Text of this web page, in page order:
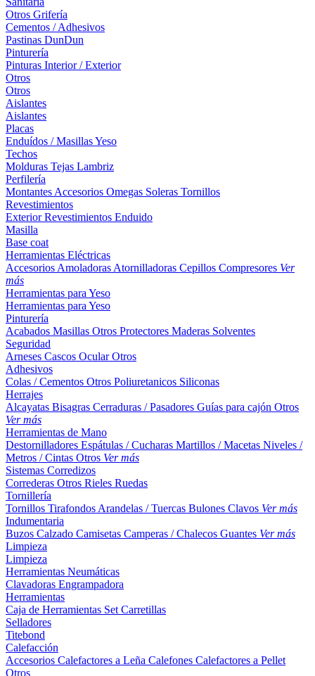
Otros Grifería
Cementos / Adhesivos
Pastinas DunDun
Pinturería
Pinturas Interior / Exterior
Otros
Otros
Aislantes
Aislantes
Placas
Enduídos / MasillasYeso
Techos
Molduras Tejas Lambriz
Perfilería
Montantes Accesorios Omegas Soleras Tornillos
Revestimientos
ExteriorRevestimientos Enduido
Masilla
Base coat
Herramientas Eléctricas
Accesorios Amoladoras Atornilladoras Cepillos Compresores Ver
más
Herramientas para Yeso
Herramientas para Yeso
Pinturería
Acabados Masillas Otros Protectores Maderas Solventes
Seguridad
Arneses Cascos OcularOtros
Adhesivos
Colas / Cementos Otros Poliuretanicos Siliconas
Herrajes
Alcayatas Bisagras Cerraduras / Pasadores Guías para cajón Otros
Ver más
Herramientas de Mano
Destornilladores Espátulas / Cucharas Martillos / Macetas Niveles /
Metros / Cintas Otros Ver más
Sistemas Corredizos
Correderas Otros Rieles Ruedas
Tornillería
Tornillos Tirafondos Arandelas / Tuercas Bulones Clavos Ver más
Indumentaria
Buzos Calzado Camisetas Camperas / Chalecos Guantes Ver más
Limpieza
Limpieza
Herramientas Neumáticas
Clavadoras Engrampadora
Herramientas
Caja de Herramientas Set Carretillas
Selladores
Titebond
Calefacción
Accesorios Calefactores a Leña Calefones Calefactores a Pellet
Otros